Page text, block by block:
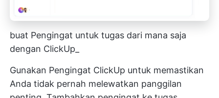
buat Pengingat untuk tugas dari mana saja
dengan ClickUp_
Gunakan Pengingat ClickUp untuk memastikan
Anda tidak pernah melewatkan panggilan